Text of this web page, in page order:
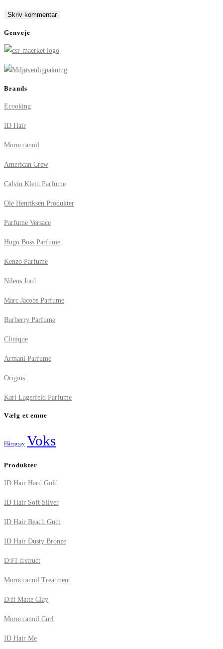
comment
comment
(optional)
Genveje
Brands
Ecooking
ID Hair
Moroccanoil
American Crew
Calvin Klein Parfume
Ole Henriksen Produkter
Parfume Versace
Hugo Boss Parfume
Kenzo Parfume
Nilens Jord
Marc Jacobs Parfume
Burberry Parfume
Clinique
Armani Parfume
Origins
Karl Lagerfeld Parfume
Vælg et emne
Hårspray Voks
Produkter
ID Hair Hard Gold
ID Hair Soft Silver
ID Hair Beach Gum
ID Hair Dusty Bronze
D:FI d:struct
Moroccanoil Treatment
D:fi Matte Clay
Moroccanoil Curl
ID Hair Me